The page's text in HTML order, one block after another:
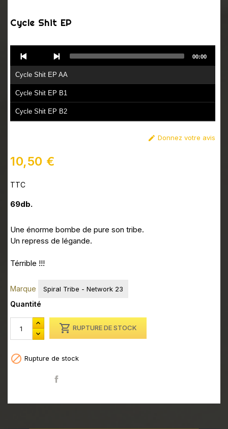
Cycle Shit EP
Player
Cycle Shit EP AA
Cycle Shit EP B1
Cycle Shit EP B2
00:00
 Donnez votre avis
10,50 €
TTC
69db.
Une énorme bombe de pure son tribe.
Un repress de légande.
Térrible !!!
Marque Spiral Tribe - Network 23
Quantité
 RUPTURE DE STOCK
 Rupture de stock